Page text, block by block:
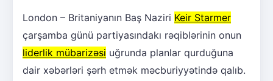
London – Britaniyanın Baş Naziri Keir Starmer
çarşamba günü partiyasındakı rəqiblərinin onun
liderlik mübarizəsi uğrunda planlar qurduğuna
dair xəbərləri şərh etmək məcburiyyətində qalıb.